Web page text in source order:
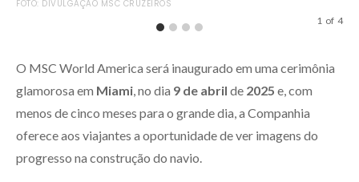
FOTO: DIVULGAÇÃO MSC CRUZEIROS
1 of 4
O MSC World America será inaugurado em uma cerimônia
glamorosa em Miami , no dia 9 de abril de 2025 e, com
menos de cinco meses para o grande dia, a Companhia
oferece aos viajantes a oportunidade de ver imagens do
progresso na construção do navio.